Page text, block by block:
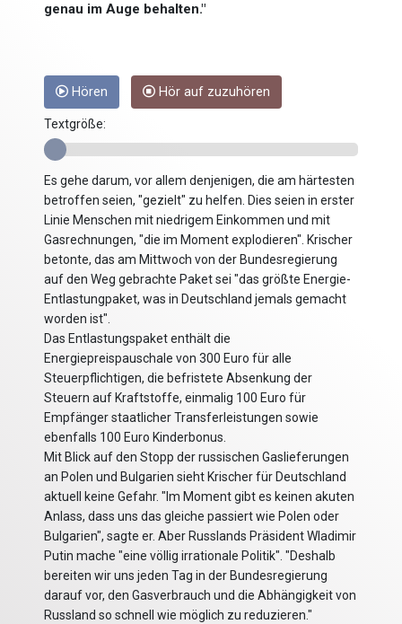
genau im Auge behalten."
Hören Hör auf zuzuhören
Textgröße:
Es gehe darum, vor allem denjenigen, die am härtesten
betroffen seien, "gezielt" zu helfen. Dies seien in erster
Linie Menschen mit niedrigem Einkommen und mit
Gasrechnungen, "die im Moment explodieren". Krischer
betonte, das am Mittwoch von der Bundesregierung
auf den Weg gebrachte Paket sei "das größte Energie-
Entlastungpaket, was in Deutschland jemals gemacht
worden ist".
Das Entlastungspaket enthält die
Energiepreispauschale von 300 Euro für alle
Steuerpflichtigen, die befristete Absenkung der
Steuern auf Kraftstoffe, einmalig 100 Euro für
Empfänger staatlicher Transferleistungen sowie
ebenfalls 100 Euro Kinderbonus.
Mit Blick auf den Stopp der russischen Gaslieferungen
an Polen und Bulgarien sieht Krischer für Deutschland
aktuell keine Gefahr. "Im Moment gibt es keinen akuten
Anlass, dass uns das gleiche passiert wie Polen oder
Bulgarien", sagte er. Aber Russlands Präsident Wladimir
Putin mache "eine völlig irrationale Politik". "Deshalb
bereiten wir uns jeden Tag in der Bundesregierung
darauf vor, den Gasverbrauch und die Abhängigkeit von
Russland so schnell wie möglich zu reduzieren."